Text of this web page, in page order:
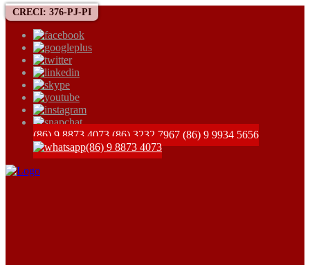
CRECI: 376-PJ-PI
(86) 9 8873 4073 (86) 3232 7967 (86) 9 9934 5656
(86) 9 8873 4073